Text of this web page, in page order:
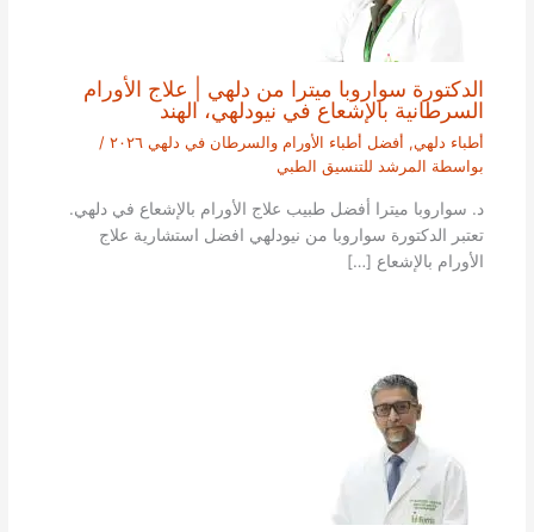
الدكتورة سواروبا ميترا من دلهي | علاج الأورام
السرطانية بالإشعاع في نيودلهي، الهند
أطباء دلهي, أفضل أطباء الأورام والسرطان في دلهي ٢٠٢٦
/
بواسطة المرشد للتنسيق الطبي
د. سواروبا ميترا أفضل طبيب علاج الأورام بالإشعاع في دلهي.
تعتبر الدكتورة سواروبا من نيودلهي افضل استشارية علاج
الأورام بالإشعاع […]